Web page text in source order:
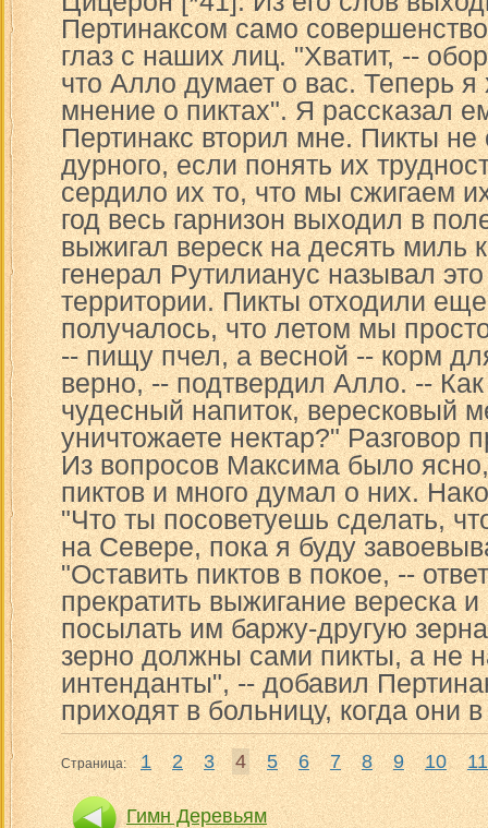
Пертинаксом само
глаз с наших лиц. "Хватит, --
что Алло думает о вас. Теперь я
мнение о пиктах". Я рассказал
Пертинакс вторил мне. Пикты не
дурного, если понять их
сердило их то, что мы сжигаем
год весь гарнизон выходил в
выжигал вереск на десять миль
генерал Рутилианус называл
территории. Пикты отходили
получалось, что летом мы
-- пищу пчел, а весной -- корм
верно, -- подтвердил Алло. --
чудесный напиток, вересковый
уничтожаете нектар?" Разговор
Из вопросов Максима было
пиктов и много думал о них.
"Что ты посоветуешь сделать,
на Севере, пока я буду
"Оставить пиктов в покое, --
прекратить выжигание вереска
посылать им баржу-другую
зерно должны сами пикты, а не
интенданты", -- добавил
приходят в больницу, когда они
Страница: 1 2 3 4 5 6 7 8 9 10 11
Гимн Деревьям